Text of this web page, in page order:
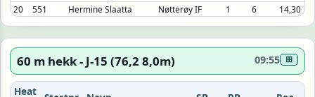
20
551 Hermine Slaatta Nøtterøy IF 1 6 14,30
60 m hekk - J-15 (76,2 8,0m) 09:55 ⊞
Heat